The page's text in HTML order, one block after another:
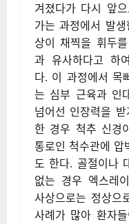
겨졌다가 다시 앞
가는 과정에서 발
상이 채찍을 휘두
과 유사하다고 하
다. 이 과정에서 목
는 심부 근육과 인
넘어선 인장력을
한 경우 척추 신경
통로인 척수관에 압
도 한다. 골절이나
없는 경우 엑스레
사상으로는 정상으
사례가 많아 환자